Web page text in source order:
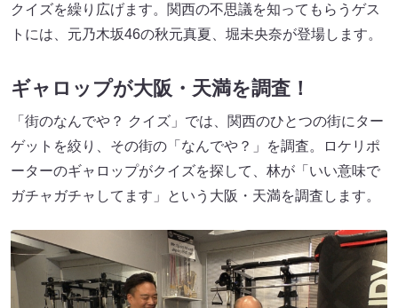
クイズを繰り広げます。関西の不思議を知ってもらうゲス
トには、元乃木坂46の秋元真夏、堀未央奈が登場します。
ギャロップが大阪・天満を調査！
「街のなんでや？ クイズ」では、関西のひとつの街にター
ゲットを絞り、その街の「なんでや？」を調査。ロケリポ
ーターのギャロップがクイズを探して、林が「いい意味で
ガチャガチャしてます」という大阪・天満を調査します。